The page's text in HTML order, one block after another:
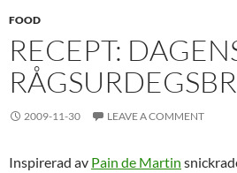
FOOD
RECEPT:
2009-11-30 LEAVE A COMMENT
Inspirerad av Pain de Martin